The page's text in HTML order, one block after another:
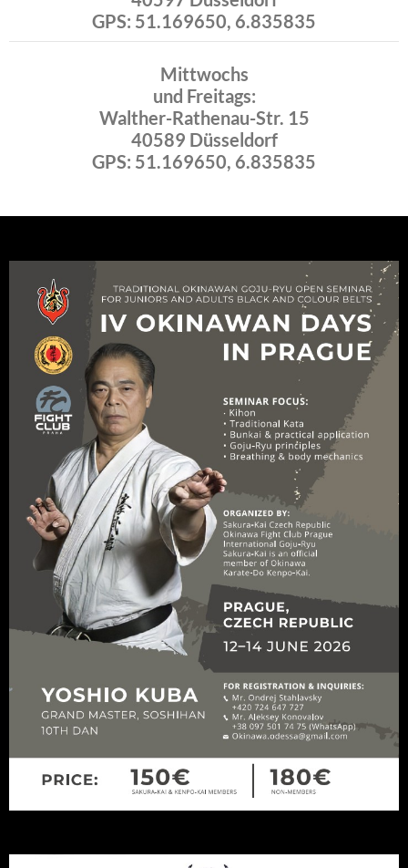
GPS: 51.169650, 6.835835
Mittwochs
und Freitags:
Walther-Rathenau-Str. 15
40589 Düsseldorf
GPS: 51.169650, 6.835835